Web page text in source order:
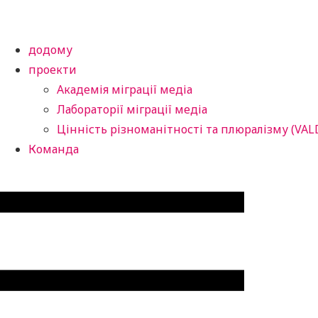
додому
проекти
Академія міграції медіа
Лабораторії міграції медіа
Цінність різноманітності та плюралізму
Команда